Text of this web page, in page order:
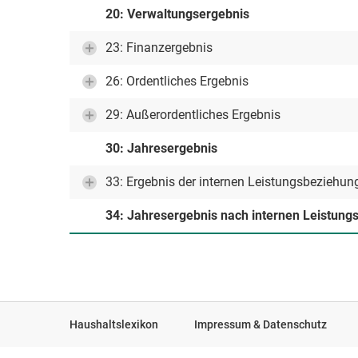
20: Verwaltungsergebnis
23: Finanzergebnis
26: Ordentliches Ergebnis
29: Außerordentliches Ergebnis
30: Jahresergebnis
33: Ergebnis der internen
34: Jahresergebnis nach internen
Haushaltslexikon Impressum & Datenschutz